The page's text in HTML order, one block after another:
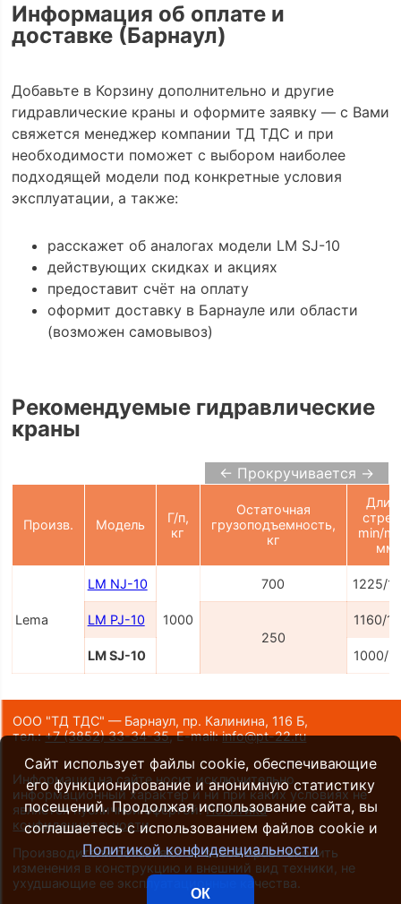
Информация об оплате и
доставке (Барнаул)
Добавьте в Корзину дополнительно и другие
гидравлические краны и оформите заявку — с Вами
свяжется менеджер компании ТД ТДС и при
необходимости поможет с выбором наиболее
подходящей модели под конкретные условия
эксплуатации, а также:
расскажет об аналогах модели LM SJ-10
действующих скидках и акциях
предоставит счёт на оплату
оформит доставку в Барнауле или области
(возможен самовывоз)
Рекомендуемые гидравлические
краны
← Прокручивается →
Произв. Модель
Г/п,
кг
Остаточная
грузоподъемность,
кг
min/
мм
Lema
LM NJ-10
1000
700 1225/
LM PJ-10
250
1160/
LM SJ-10 1000/
ООО "ТД ТДС" — Барнаул, пр. Калинина, 116 Б,
тел.:+7 (3852) 33-34-35,E-mail:info@pt-22.ru
Информация на сайте носит исключительно
информационный характер и ни при каких условиях не
является публичной офертой.Политика
конфиденциальности.
Производители оставляют за собой право вносить
изменения в конструкцию и внешний вид техники, не
ухудшающие ее эксплуатационные качества.
Сайт использует файлы cookie, обеспечивающие
его функционирование и анонимную статистику
посещений. Продолжая использование сайта, вы
соглашаетесь с использованием файлов cookie и
Политикой конфиденциальности
ОК